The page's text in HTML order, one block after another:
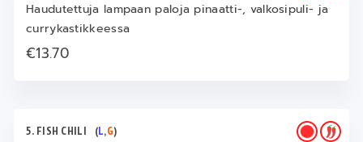
Haudutettuja lampaan paloja pinaatti-, valkosipuli- ja
currykastikkeessa
€13.70
5. FISH CHILI (L,G)